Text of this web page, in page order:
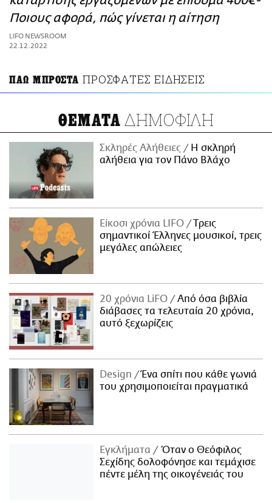
ΑΜΠΑ
PRINT
Ποιους αφορά, πώς γίνεται η αίτηση
LIFO NEWSROOM
22.12.2022
ΠΑΩ ΜΠΡΟΣΤΑ ΠΡΟΣΦΑΤΕΣ ΕΙΔΗΣΕΙΣ
ΘΕΜΑΤΑ ΔΗΜΟΦΙΛΗ
Σκληρές Αλήθειες
H σκληρή
αλήθεια για τον Πάνο Βλάχο
Είκοσι χρόνια LIFO
Tρεις
σημαντικοί Έλληνες μουσικοί, τρεις
μεγάλες απώλειες
20 χρόνια LiFO
Από όσα βιβλία
διάβασες τα τελευταία 20 χρόνια,
αυτό ξεχωρίζεις
Design
Ένα σπίτι που κάθε γωνιά
του χρησιμοποιείται πραγματικά
Εγκλήματα
Όταν ο Θεόφιλος
Σεχίδης δολοφόνησε και τεμάχισε
πέντε μέλη της οικογένειάς του